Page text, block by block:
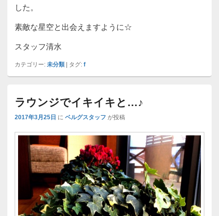
した。
素敵な星空と出会えますように☆
スタッフ清水
カテゴリー: 未分類 | タグ: f
ラウンジでイキイキと…♪
2017年3月25日 に ベルグスタッフ が投稿